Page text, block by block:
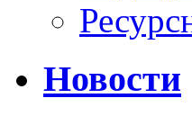
Новости